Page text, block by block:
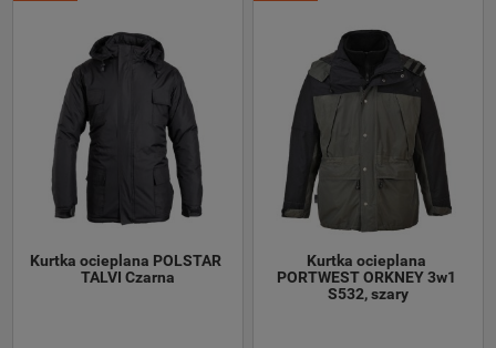
Kurtka ocieplana POLSTAR
TALVI Czarna
Kurtka ocieplana
PORTWEST ORKNEY 3w1
S532, szary